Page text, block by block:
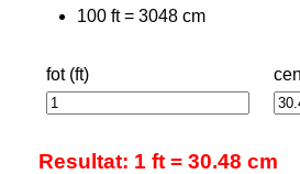
100 ft = 3048 cm
fot (ft)
Resultat: 1 ft = 30.48 cm